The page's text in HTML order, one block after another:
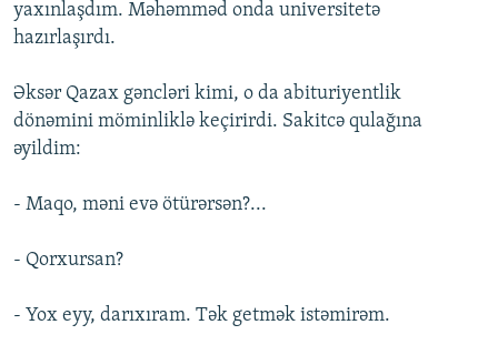
yaxınlaşdım. Məhəmməd onda universitetə
hazırlaşırdı.
Əksər Qazax gəncləri kimi, o da abituriyentlik
dönəmini möminliklə keçirirdi. Sakitcə qulağına
əyildim:
- Maqo, məni evə ötürərsən?...
- Qorxursan?
- Yox eyy, darıxıram. Tək getmək istəmirəm.